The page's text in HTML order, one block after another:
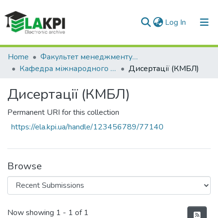
Log In (current)
Communities & Collections
All of DSpace
Statistics
Home
Факультет менеджменту та маркетингу (ФММ)
Кафедра міжнародного бізнесу та логістики (КМБЛ)
Дисертації (КМБЛ)
Дисертації (КМБЛ)
Permanent URI for this collection
https://ela.kpi.ua/handle/123456789/77140
Browse
Recent Submissions
Now showing 1 - 1 of 1